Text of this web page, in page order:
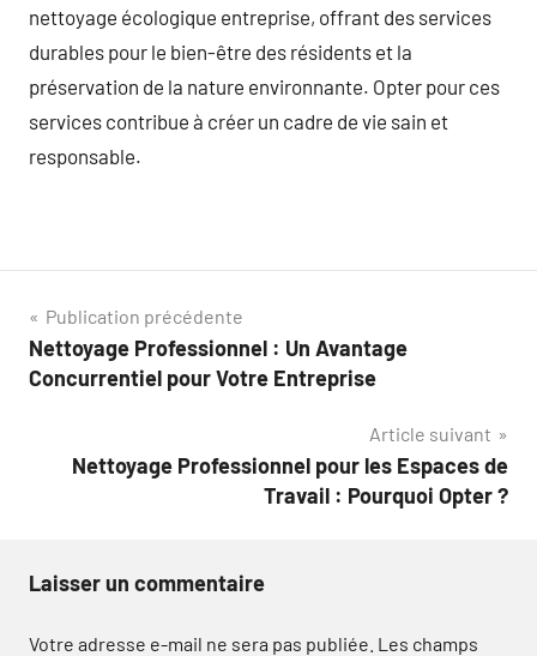
nettoyage écologique entreprise, offrant des services
durables pour le bien-être des résidents et la
préservation de la nature environnante. Opter pour ces
services contribue à créer un cadre de vie sain et
responsable.
Navigation
de
Publication précédente
Nettoyage Professionnel : Un Avantage
Concurrentiel pour Votre Entreprise
Article suivant
Nettoyage Professionnel pour les Espaces de
Travail : Pourquoi Opter ?
Laisser un commentaire
Votre adresse e-mail ne sera pas publiée. Les champs